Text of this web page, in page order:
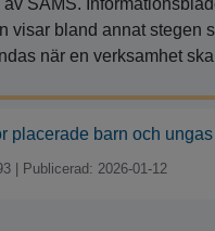
SAMS.
visar bland annat stegen
när en verksamhet
placerade barn och
Publicerad: 2026-01-12